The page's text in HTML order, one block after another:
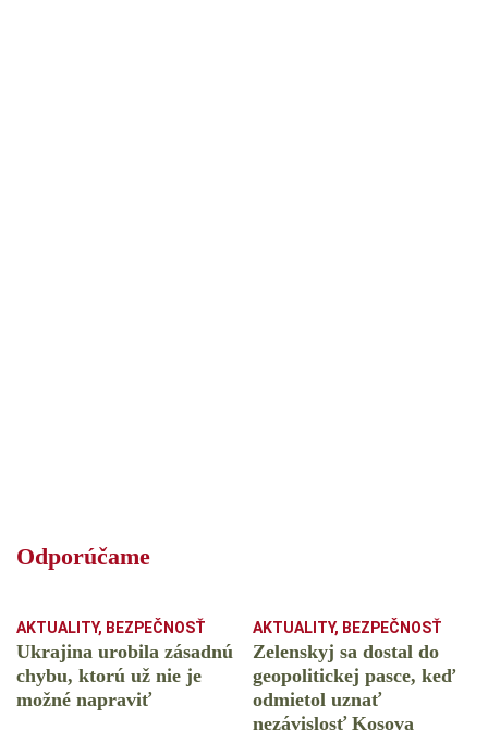
Odporúčame
AKTUALITY, BEZPEČNOSŤ
Ukrajina urobila zásadnú
chybu, ktorú už nie je
možné napraviť
AKTUALITY, BEZPEČNOSŤ
Zelenskyj sa dostal do
geopolitickej pasce, keď
odmietol uznať
nezávislosť Kosova